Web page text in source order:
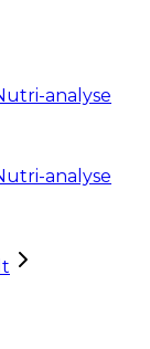
analyse
analyse